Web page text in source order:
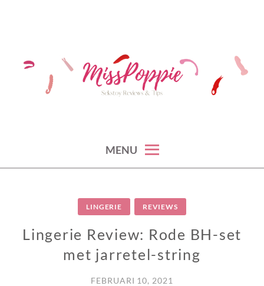
MENU
LINGERIE REVIEWS
Lingerie Review: Rode BH-set
met jarretel-string
FEBRUARI 10, 2021